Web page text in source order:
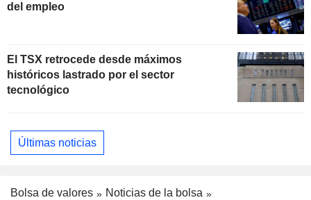
del empleo
El TSX retrocede desde máximos
históricos lastrado por el sector
tecnológico
Últimas noticias
Bolsa de valores
Noticias de la bolsa